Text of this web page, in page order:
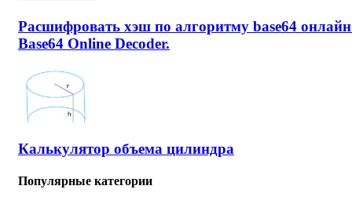
Расшифровать хэш по алгоритму base64
Base64 Online Decoder.
Калькулятор объема цилиндра
Популярные категории